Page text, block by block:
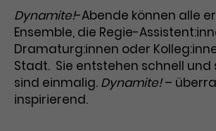
anonymisierter Form
der Besuche, die Quelle,
stammen, und die
Seiten.
Conversions zu Google
Kampagnen.
Name _gcl_dc
Dynamite!-Abende können alle
Ensemble, die Regie-
Dramaturg:innen oder
Stadt. Sie entstehen schnell und
sind einmalig. Dynamite!–
inspirierend.